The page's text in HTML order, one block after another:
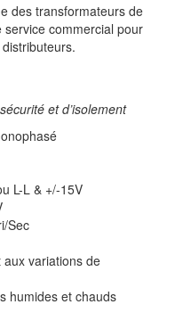
des transformateurs de
service commercial pour
et d’isolement
L-L & +/-15V
Sec
variations de
humides et chauds